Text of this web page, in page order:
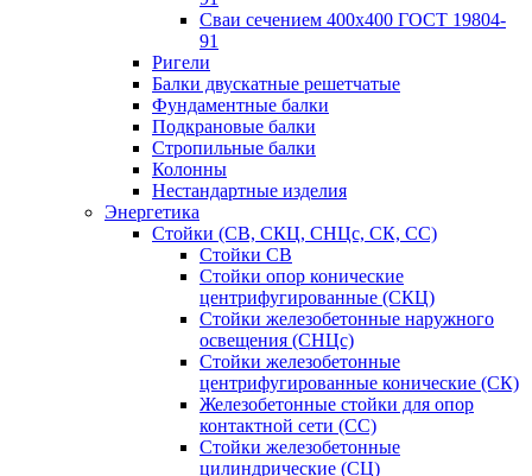
Сваи сечением 400х400 ГОСТ 19804-
91
Ригели
Балки двускатные решетчатые
Фундаментные балки
Подкрановые балки
Стропильные балки
Колонны
Нестандартные изделия
Энергетика
Стойки (СВ, СКЦ, СНЦс, СК, СС)
Стойки СВ
Стойки опор конические
центрифугированные (СКЦ)
Стойки железобетонные наружного
освещения (СНЦс)
Стойки железобетонные
центрифугированные конические (СК)
Железобетонные стойки для опор
контактной сети (СС)
Стойки железобетонные
цилиндрические (СЦ)